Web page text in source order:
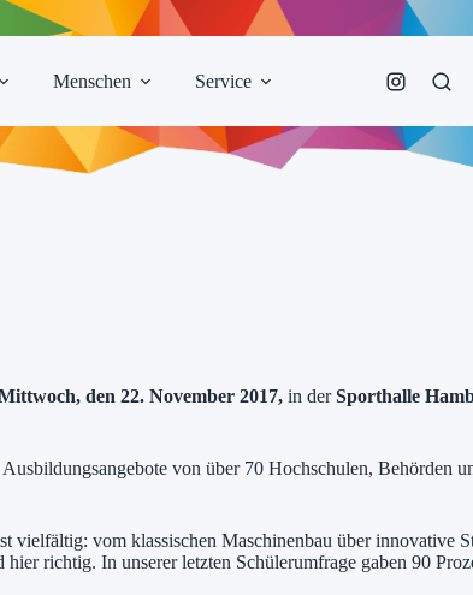
Menschen Service
den 22. November 2017, in derSporthalle
von über 70 Hochschulen, Behörden
vom klassischen Maschinenbau über innovative
richtig. In unserer letzten Schülerumfrage gaben 90